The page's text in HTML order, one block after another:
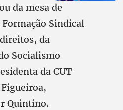
da mesa de
Sindical
da
Socialismo
da CUT
Quintino.